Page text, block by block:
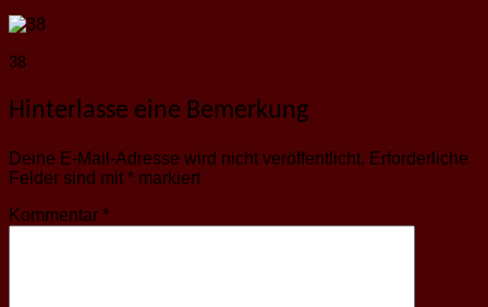
38
Hinterlasse eine Bemerkung
Deine E-Mail-Adresse wird nicht veröffentlicht. Erforderliche
Felder sind mit * markiert
Kommentar *